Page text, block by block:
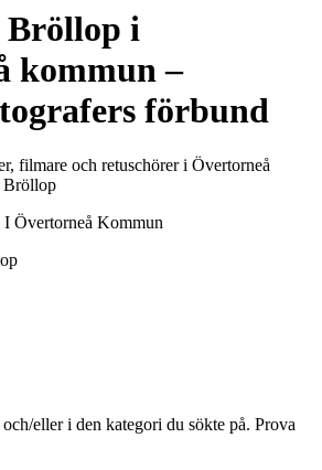
Bröllop i
kommun–
förbund
filmare och retuschörer i Övertorneå
Bröllop
I Övertorneå Kommun
eller i den kategori du sökte på. Prova